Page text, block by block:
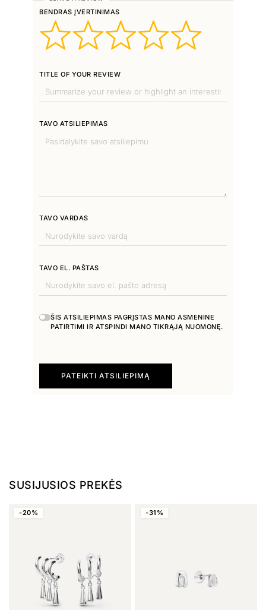
BENDRAS ĮVERTINIMAS
TITLE OF YOUR REVIEW
TAVO ATSILIEPIMAS
TAVO VARDAS
TAVO EL. PAŠTAS
ŠIS ATSILIEPIMAS PAGRĮSTAS MANO ASMENINE
PATIRTIMI IR ATSPINDI MANO TIKRĄJĄ NUOMONĘ.
PATEIKTI ATSILIEPIMĄ
SUSIJUSIOS PREKĖS
-20% -31%